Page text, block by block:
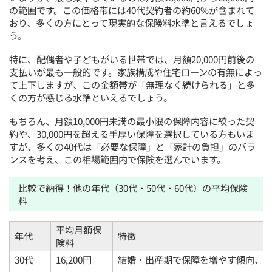
の範囲です。この価格帯には40代契約者の約60%が含まれて
おり、多くの方にとって現実的な保険料水準と言えるでしょ
う。
特に、配偶者や子どもがいる世帯では、月額20,000円前後の
支払いが最も一般的です。家族構成や住宅ローンの有無によっ
て上下しますが、この金額帯が「無理なく続けられる」と多
くの方が感じる水準といえるでしょう。
もちろん、月額10,000円未満の最小限の保障内容に絞った契
約や、30,000円を超える手厚い保障を選択している方もいま
すが、多くの40代は「必要な保障」と「家計の負担」のバラ
ンスを考え、この相場範囲内で保険を選んでいます。
比較で納得！他の年代（30代・50代・60代）の平均保険
料
年代
平均月額保
険料
特徴
30代
16,200円
結婚・出産期で保障を増やす傾向、